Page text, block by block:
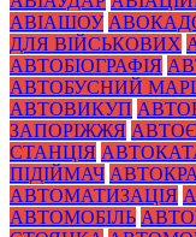
АВІАШОУ
ДЛЯ ВІЙСЬКОВИХ
АВТОБІОГРАФІЯ
АВТОБУСНИЙ
АВТОВИКУП
ЗАПОРІЖЖЯ
СТАНЦІЯ
ПІДІЙМАЧ
АВТОМАТИЗАЦІЯ
АВТОМОБІЛЬ